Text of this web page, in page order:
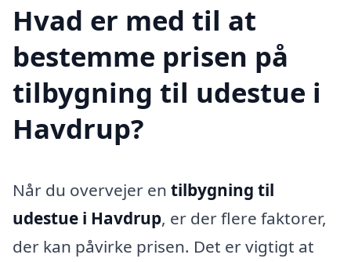
Hvad er med til at
bestemme prisen på
tilbygning til udestue i
Havdrup?
Når du overvejer en tilbygning til
udestue i Havdrup, er der flere faktorer,
der kan påvirke prisen. Det er vigtigt at